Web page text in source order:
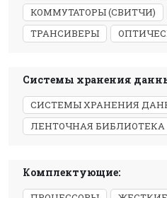
КОММУТАТОРЫ (СВИТЧИ)
ТРАНСИВЕРЫ
Системы хранения
СИСТЕМЫ ХРАНЕНИЯ
ЛЕНТОЧНАЯ БИБЛИОТЕКА
Комплектующие: